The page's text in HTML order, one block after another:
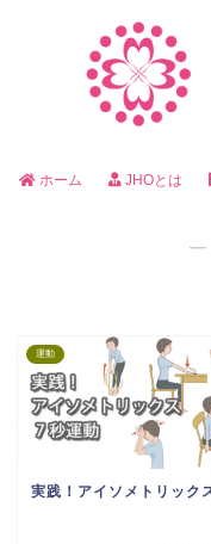
ホーム JHOとは
―
運動
実践！アイソメトリック